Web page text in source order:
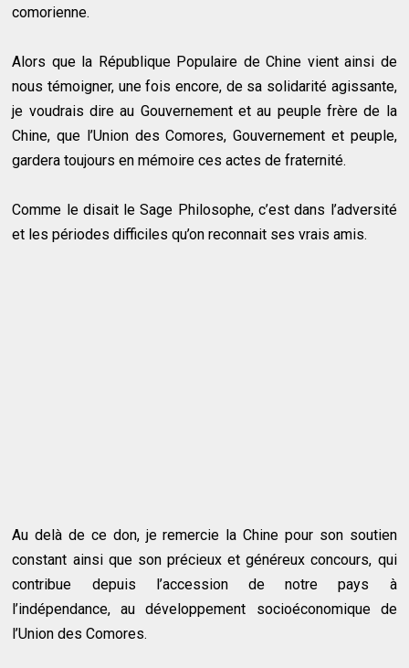
comorienne.
Alors que la République Populaire de Chine vient ainsi de
nous témoigner, une fois encore, de sa solidarité agissante,
je voudrais dire au Gouvernement et au peuple frère de la
Chine, que l’Union des Comores, Gouvernement et peuple,
gardera toujours en mémoire ces actes de fraternité.
Comme le disait le Sage Philosophe, c’est dans l’adversité
et les périodes difficiles qu’on reconnait ses vrais amis.
Au delà de ce don, je remercie la Chine pour son soutien
constant ainsi que son précieux et généreux concours, qui
contribue depuis l’accession de notre pays à
l’indépendance, au développement socioéconomique de
l’Union des Comores.